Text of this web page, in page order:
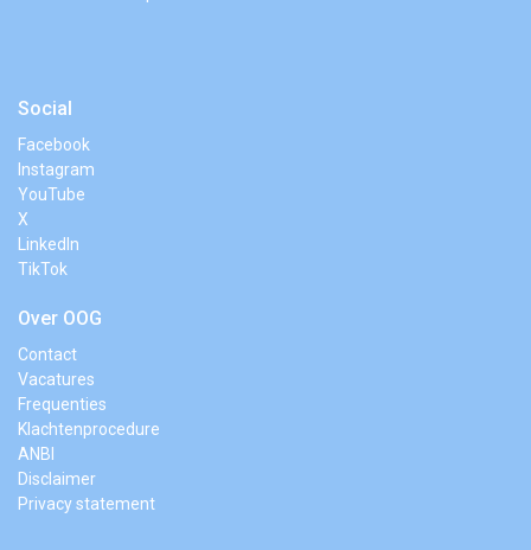
Social
Facebook
Instagram
YouTube
X
LinkedIn
TikTok
Over OOG
Contact
Vacatures
Frequenties
Klachtenprocedure
ANBI
Disclaimer
Privacy statement